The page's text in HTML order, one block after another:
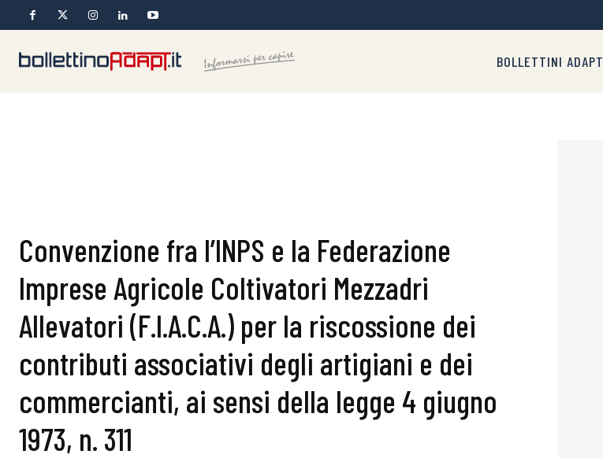
BOLLETTINI ADAPT
Convenzione fra l’INPS e la Federazione
Imprese Agricole Coltivatori Mezzadri
Allevatori (F.I.A.C.A.) per la riscossione dei
contributi associativi degli artigiani e dei
commercianti, ai sensi della legge 4 giugno
1973, n. 311